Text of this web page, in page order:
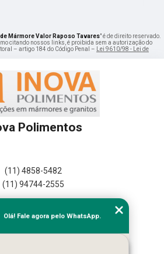
Mármore Valor Raposo Tavares" é de direito reservado.
citando nossos links, é proibida sem a autorização do
– artigo 184 do Código Penal –
Lei 9610/98 - Lei de
Polimentos
(11) 4858-5482
(11) 94744-2555
Empresa
Missão
Olá! Fale agora pelo WhatsApp.